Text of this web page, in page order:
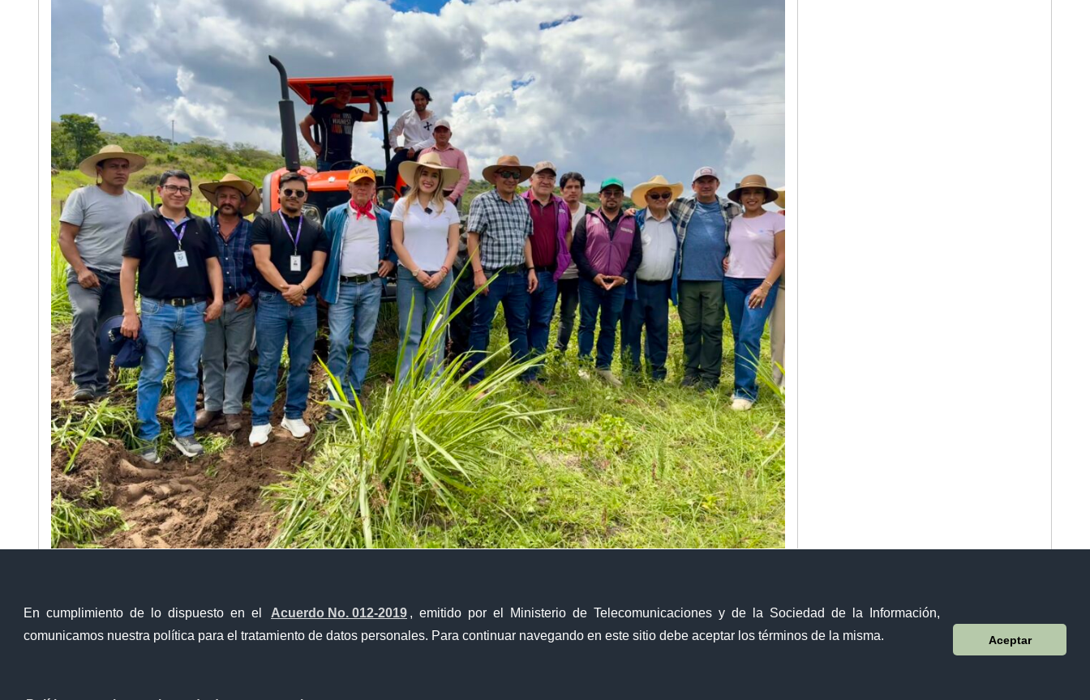
En cumplimiento de lo dispuesto en el Acuerdo No. 012-2019 , emitido por el Ministerio de Telecomunicaciones y de la Sociedad de la Información,
comunicamos nuestra política para el tratamiento de datos personales. Para continuar navegando en este sitio debe aceptar los términos de la misma.
Aceptar
Sistema Nacional de Información (SNI)